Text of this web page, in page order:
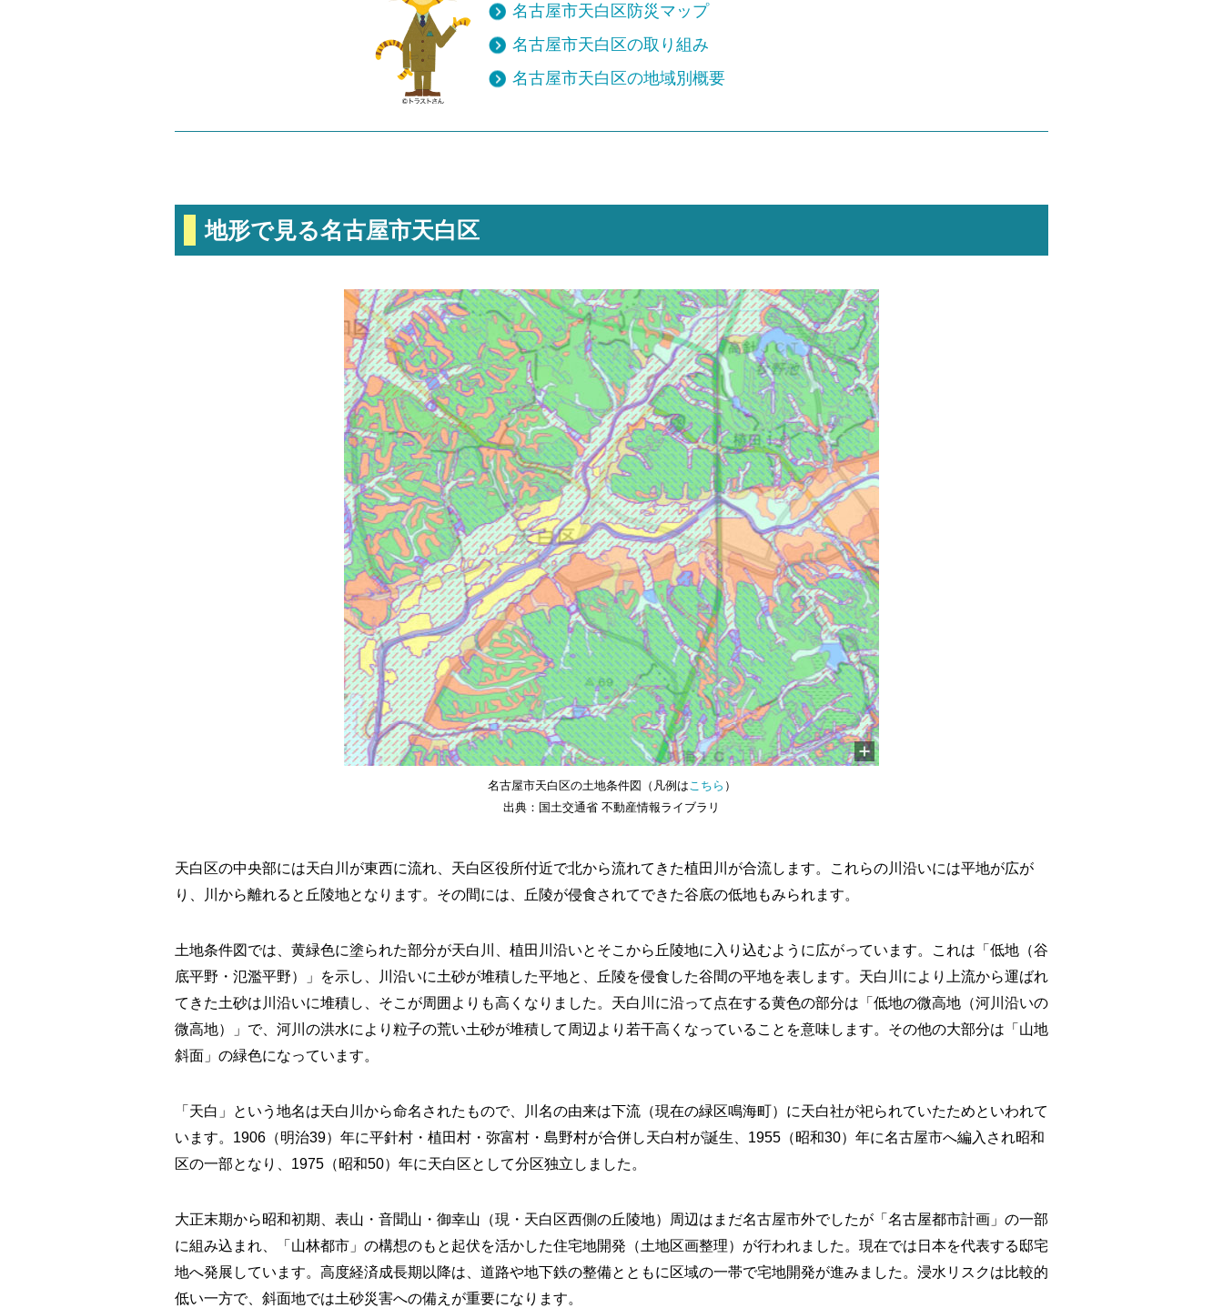
名古屋市天白区防災マップ
名古屋市天白区の取り組み
名古屋市天白区の地域別概要
地形で見る名古屋市天白区
名古屋市天白区の土地条件図（凡例はこちら ）
出典：国土交通省 不動産情報ライブラリ
天白区の中央部には天白川が東西に流れ、天白区役所付近で北から流れてきた植田川が合流します。これらの川沿いには平地が広が
り、川から離れると丘陵地となります。その間には、丘陵が侵食されてできた谷底の低地もみられます。
土地条件図では、黄緑色に塗られた部分が天白川、植田川沿いとそこから丘陵地に入り込むように広がっています。これは「低地（谷
底平野・氾濫平野）」を示し、川沿いに土砂が堆積した平地と、丘陵を侵食した谷間の平地を表します。天白川により上流から運ばれ
てきた土砂は川沿いに堆積し、そこが周囲よりも高くなりました。天白川に沿って点在する黄色の部分は「低地の微高地（河川沿いの
微高地）」で、河川の洪水により粒子の荒い土砂が堆積して周辺より若干高くなっていることを意味します。その他の大部分は「山地
斜面」の緑色になっています。
「天白」という地名は天白川から命名されたもので、川名の由来は下流（現在の緑区鳴海町）に天白社が祀られていたためといわれて
います。1906（明治39）年に平針村・植田村・弥富村・島野村が合併し天白村が誕生、1955（昭和30）年に名古屋市へ編入され昭和
区の一部となり、1975（昭和50）年に天白区として分区独立しました。
大正末期から昭和初期、表山・音聞山・御幸山（現・天白区西側の丘陵地）周辺はまだ名古屋市外でしたが「名古屋都市計画」の一部
に組み込まれ、「山林都市」の構想のもと起伏を活かした住宅地開発（土地区画整理）が行われました。現在では日本を代表する邸宅
地へ発展しています。高度経済成長期以降は、道路や地下鉄の整備とともに区域の一帯で宅地開発が進みました。浸水リスクは比較的
低い一方で、斜面地では土砂災害への備えが重要になります。